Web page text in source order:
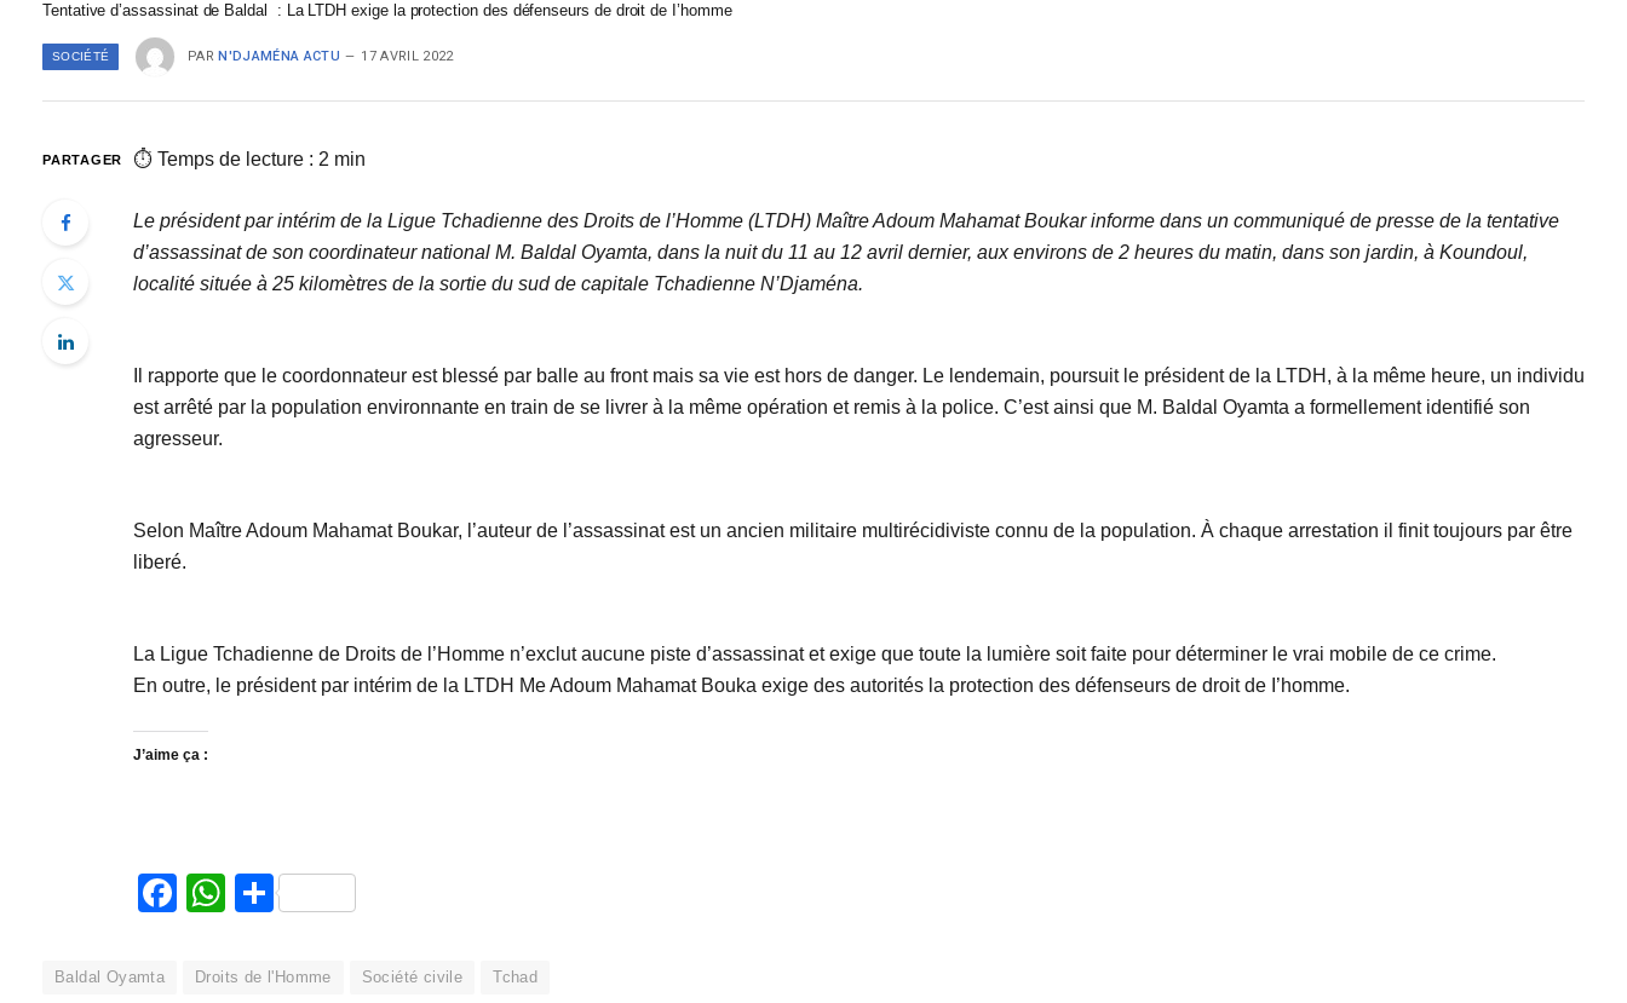
Tentative d’assassinat de Baldal : La LTDH exige la protection des défenseurs de droit de I’homme
SOCIÉTÉ PAR N'DJAMÉNA ACTU 17 AVRIL 2022
PARTAGER ⏱ Temps de lecture : 2 min
Le président par intérim de la Ligue Tchadienne des Droits de l’Homme (LTDH) Maître Adoum Mahamat Boukar informe dans un communiqué de presse de la tentative
d’assassinat de son coordinateur national M. Baldal Oyamta, dans la nuit du 11 au 12 avril dernier, aux environs de 2 heures du matin, dans son jardin, à Koundoul,
localité située à 25 kilomètres de la sortie du sud de capitale Tchadienne N’Djaména.
Il rapporte que le coordonnateur est blessé par balle au front mais sa vie est hors de danger. Le lendemain, poursuit le président de la LTDH, à la même heure, un individu
est arrêté par la population environnante en train de se livrer à la même opération et remis à la police. C’est ainsi que M. Baldal Oyamta a formellement identifié son
agresseur.
Selon Maître Adoum Mahamat Boukar, l’auteur de l’assassinat est un ancien militaire multirécidiviste connu de la population. À chaque arrestation il finit toujours par être
liberé.
La Ligue Tchadienne de Droits de l’Homme n’exclut aucune piste d’assassinat et exige que toute la lumière soit faite pour déterminer le vrai mobile de ce crime.
En outre, le président par intérim de la LTDH Me Adoum Mahamat Bouka exige des autorités la protection des défenseurs de droit de I’homme.
J’aime ça :
Facebook
WhatsApp
Partager
Baldal Oyamta Droits de l'Homme Société civile Tchad